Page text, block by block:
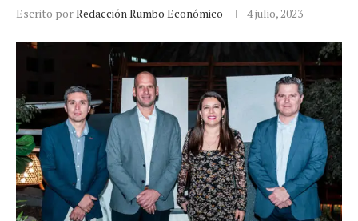
Escrito porRedacción Rumbo Económico 4 julio, 2023